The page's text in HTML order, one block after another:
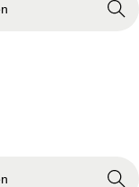
Search
Search